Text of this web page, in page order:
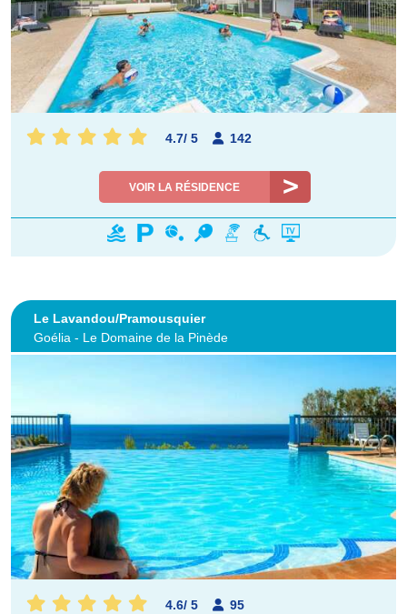
4.7/ 5 142
VOIR LA RÉSIDENCE
Le Lavandou/Pramousquier
Goélia - Le Domaine de la Pinède
4.6/ 5 95